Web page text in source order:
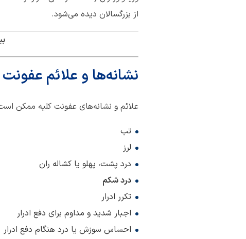
از بزرگسالان دیده می‌شود.
نشانه‌ها و علائم عفونت
علائم و نشانه‌های عفونت کلیه ممکن
تب
لرز
درد پشت، پهلو یا کشاله ران
درد شکم
تکرر ادرار
اجبار شدید و مداوم برای دفع ادرار
احساس سوزش یا درد هنگام دفع ادرار